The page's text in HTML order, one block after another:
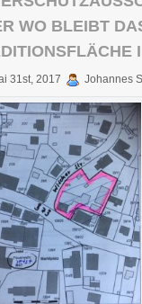
WO BLEIBT
31st, 2017 Johannes